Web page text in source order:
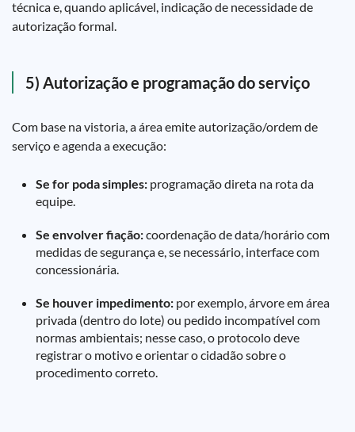
técnica e, quando aplicável, indicação de necessidade de
autorização formal.
5) Autorização e programação do serviço
Com base na vistoria, a área emite autorização/ordem de
serviço e agenda a execução:
Se for poda simples: programação direta na rota da
equipe.
Se envolver fiação:coordenação de data/horário com
medidas de segurança e, se necessário, interface com
concessionária.
Se houver impedimento: por exemplo, árvore em área
privada (dentro do lote) ou pedido incompatível com
normas ambientais; nesse caso, o protocolo deve
registrar o motivo e orientar o cidadão sobre o
procedimento correto.